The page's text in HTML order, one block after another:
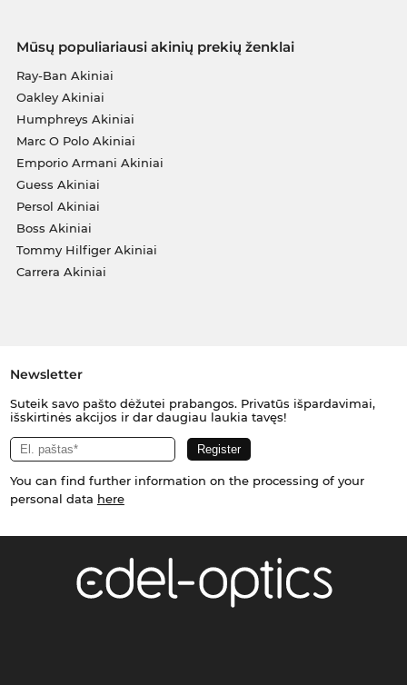
Mūsų populiariausi akinių prekių ženklai
Ray-Ban Akiniai
Oakley Akiniai
Humphreys Akiniai
Marc O Polo Akiniai
Emporio Armani Akiniai
Guess Akiniai
Persol Akiniai
Boss Akiniai
Tommy Hilfiger Akiniai
Carrera Akiniai
Newsletter
Suteik savo pašto dėžutei prabangos. Privatūs išpardavimai,
išskirtinės akcijos ir dar daugiau laukia tavęs!
You can find further information on the processing of your
personal data here